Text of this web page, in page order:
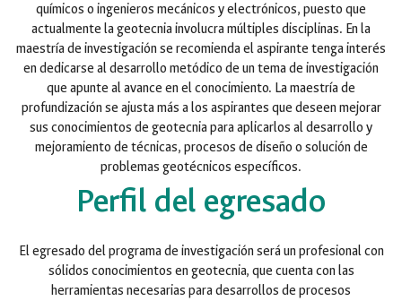
químicos o ingenieros mecánicos y electrónicos, puesto que
actualmente la geotecnia involucra múltiples disciplinas. En la
maestría de investigación se recomienda el aspirante tenga interés
en dedicarse al desarrollo metódico de un tema de investigación
que apunte al avance en el conocimiento. La maestría de
profundización se ajusta más a los aspirantes que deseen mejorar
sus conocimientos de geotecnia para aplicarlos al desarrollo y
mejoramiento de técnicas, procesos de diseño o solución de
problemas geotécnicos específicos.
Perfil del egresado
El egresado del programa de investigación será un profesional con
sólidos conocimientos en geotecnia, que cuenta con las
herramientas necesarias para desarrollos de procesos